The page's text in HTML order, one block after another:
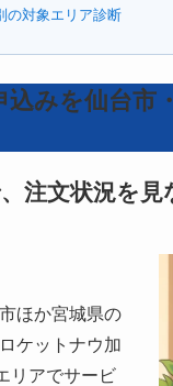
の対象エリア診断
みを仙台
注文状況を
ほか宮城県の
ケットナウ加
リアでサービ